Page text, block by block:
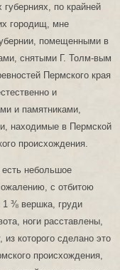
по крайней
городищ, мне
помещенными в
снятыми Г. Толм-вым
Пермского края
и
и памятниками,
находимые в Пермской
происхождения.
небольшое
с отбитою
1 ⅜ вершка, груди
ноги расставлены,
которого сделано это
происхождения,